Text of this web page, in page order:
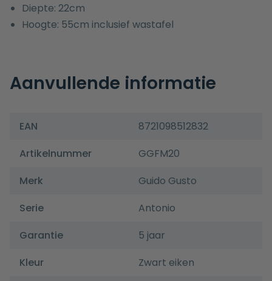
Diepte: 22cm
Hoogte: 55cm inclusief wastafel
Aanvullende informatie
EAN
8721098512832
Artikelnummer
GGFM20
Merk
Guido Gusto
Serie
Antonio
Garantie
5 jaar
Kleur
Zwart eiken